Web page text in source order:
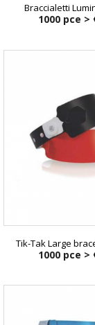
Braccialetti
1000 pce >
Tik-Tak Large
1000 pce >